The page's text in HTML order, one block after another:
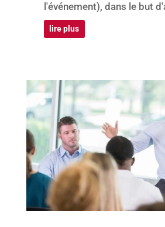
l'événement), dans le but
lire plus